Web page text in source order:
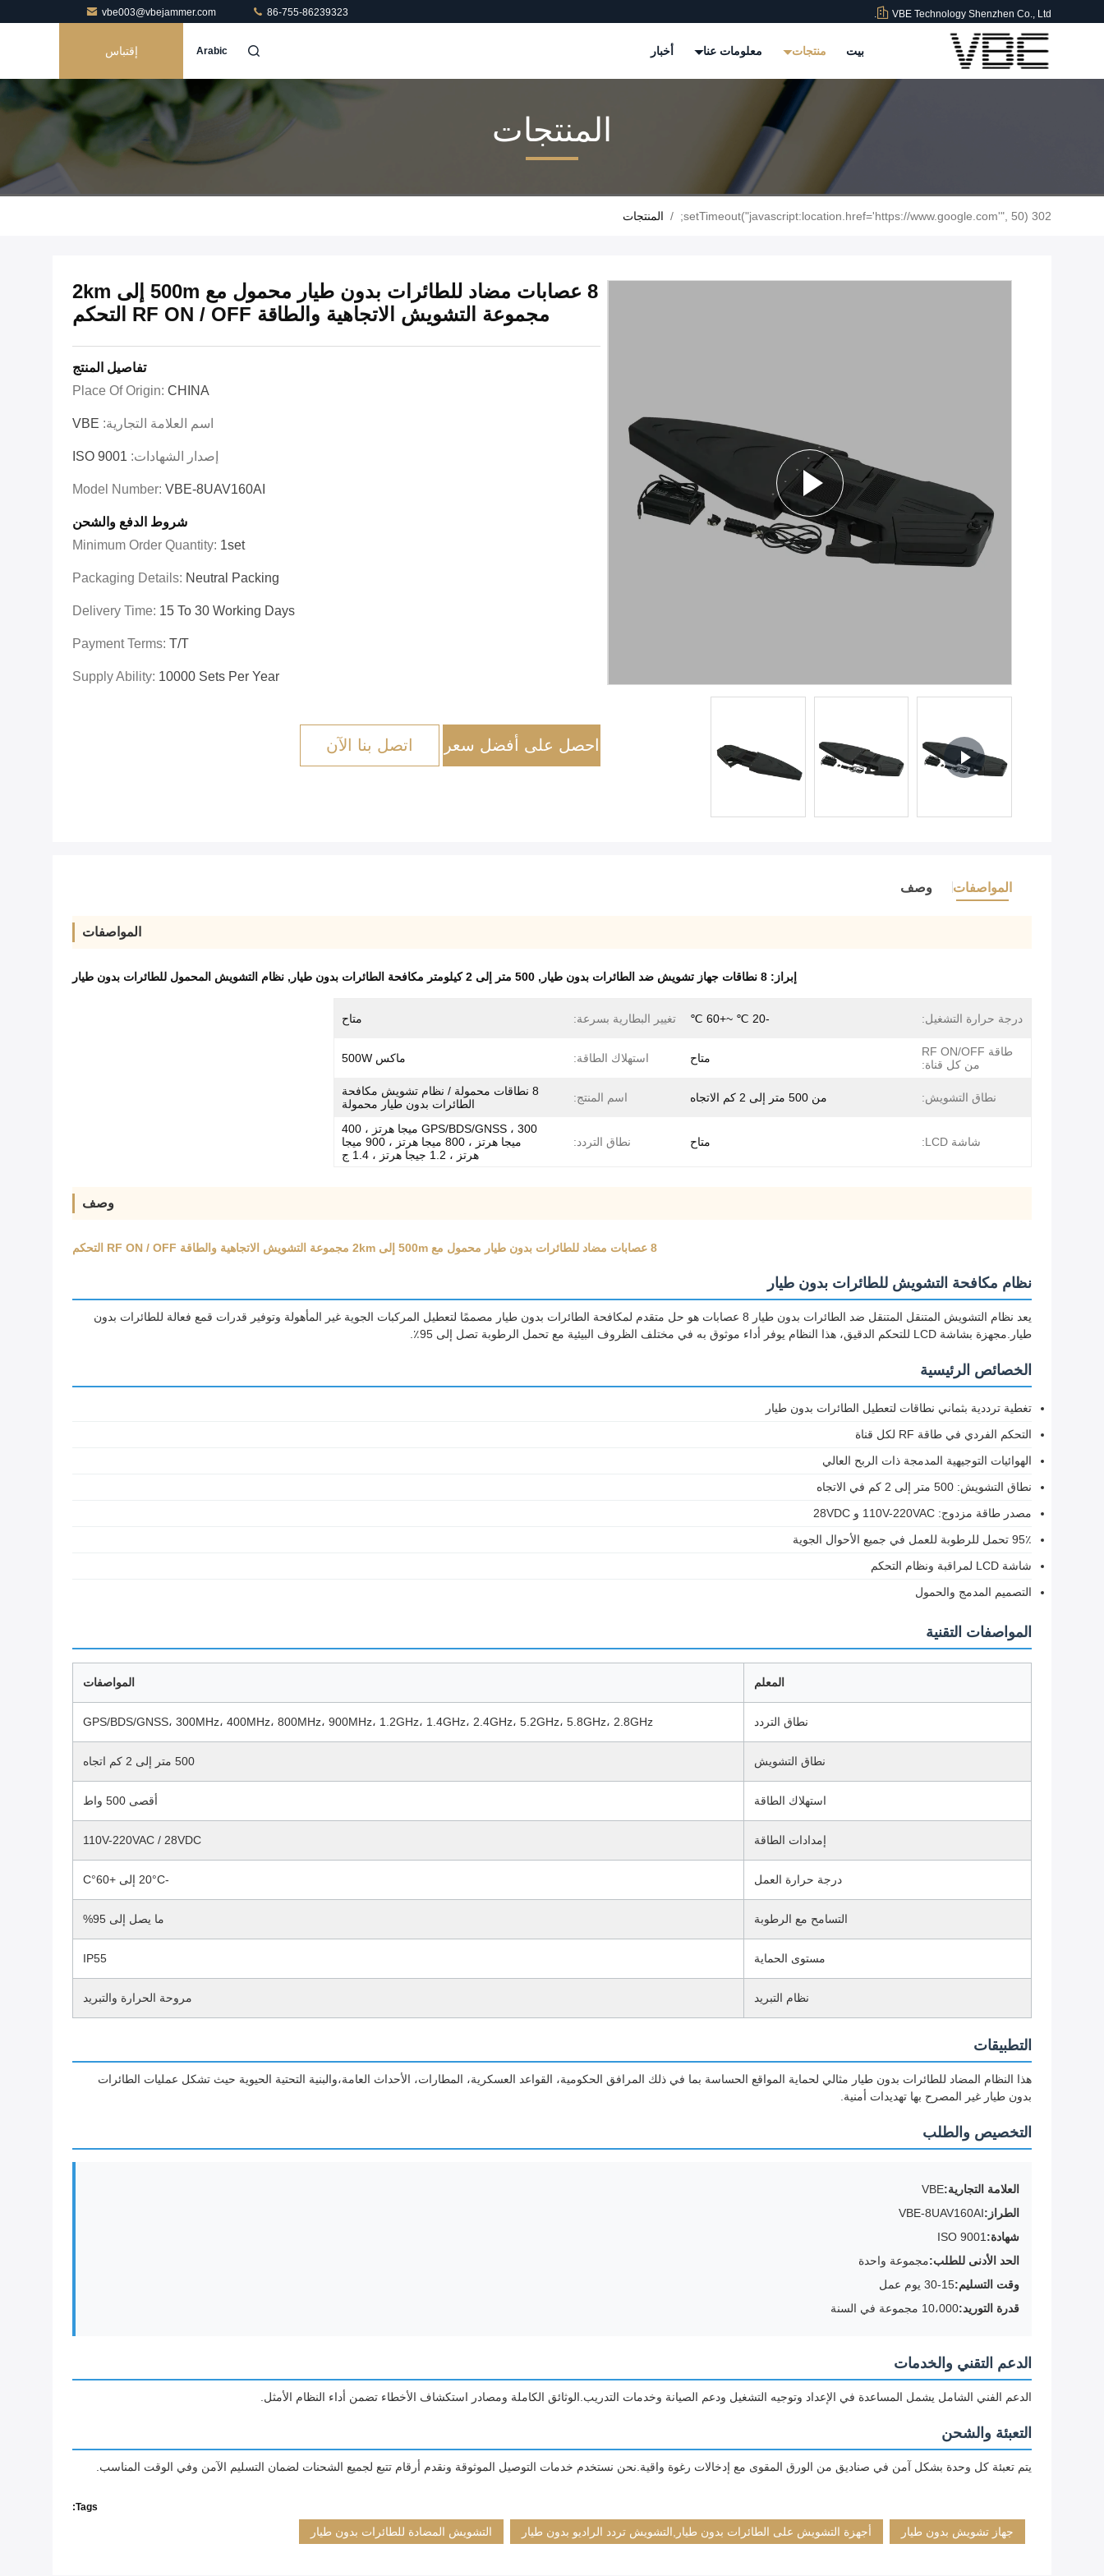
VBE Technology Shenzhen Co., Ltd.
vbe003@vbejammer.com 86-755-86239323
بيت منتجات معلومات عنا أخبار Arabic إقتباس
المنتجات
302 setTimeout("javascript:location.href='https://www.google.com'", 50);
/ المنتجات
8 عصابات مضاد للطائرات بدون طيار محمول مع 500m إلى 2km
مجموعة التشويش الاتجاهية والطاقة RF ON / OFF التحكم
تفاصيل المنتج
Place Of Origin: CHINA
اسم العلامة التجارية: VBE
إصدار الشهادات: ISO 9001
Model Number: VBE-8UAV160AI
شروط الدفع والشحن
Minimum Order Quantity: 1set
Packaging Details: Neutral Packing
Delivery Time: 15 To 30 Working Days
Payment Terms: T/T
Supply Ability: 10000 Sets Per Year
احصل على أفضل سعر اتصل بنا الآن
المواصفات وصف
المواصفات
إبراز: 8 نطاقات جهاز تشويش ضد الطائرات بدون طيار , 500 متر إلى 2 كيلومتر مكافحة الطائرات بدون طيار , نظام التشويش المحمول للطائرات بدون طيار
درجة حرارة التشغيل: -20 ℃ ~+60 ℃ تغيير البطارية بسرعة: متاح
طاقة RF ON/OFF
من كل قناة:
متاح استهلاك الطاقة: ماكس 500W
نطاق التشويش: من 500 متر إلى 2 كم الاتجاه اسم المنتج:
8 نطاقات محمولة / نظام تشويش مكافحة
الطائرات بدون طيار محمولة
شاشة LCD: متاح نطاق التردد:
GPS/BDS/GNSS ، 300 ميجا هرتز ، 400
ميجا هرتز ، 800 ميجا هرتز ، 900 ميجا
هرتز ، 1.2 جيجا هرتز ، 1.4 ج
وصف
8 عصابات مضاد للطائرات بدون طيار محمول مع 500m إلى 2km مجموعة التشويش الاتجاهية والطاقة RF ON / OFF التحكم
نظام مكافحة التشويش للطائرات بدون طيار
يعد نظام التشويش المتنقل المتنقل ضد الطائرات بدون طيار 8 عصابات هو حل متقدم لمكافحة الطائرات بدون طيار مصممًا لتعطيل المركبات الجوية غير المأهولة وتوفير قدرات قمع فعالة للطائرات بدون
طيار.مجهزة بشاشة LCD للتحكم الدقيق، هذا النظام يوفر أداء موثوق به في مختلف الظروف البيئية مع تحمل الرطوبة تصل إلى 95٪.
الخصائص الرئيسية
تغطية ترددية بثماني نطاقات لتعطيل الطائرات بدون طيار
التحكم الفردي في طاقة RF لكل قناة
الهوائيات التوجيهية المدمجة ذات الربح العالي
نطاق التشويش: 500 متر إلى 2 كم في الاتجاه
مصدر طاقة مزدوج: 110V-220VAC و 28VDC
95٪ تحمل للرطوبة للعمل في جميع الأحوال الجوية
شاشة LCD لمراقبة ونظام التحكم
التصميم المدمج والحمول
المواصفات التقنية
المعلم المواصفات
نطاق التردد GPS/BDS/GNSS، 300MHz، 400MHz، 800MHz، 900MHz، 1.2GHz، 1.4GHz، 2.4GHz، 5.2GHz، 5.8GHz، 2.8GHz
نطاق التشويش 500 متر إلى 2 كم اتجاه
استهلاك الطاقة أقصى 500 واط
إمدادات الطاقة 110V-220VAC / 28VDC
درجة حرارة العمل -20°C إلى +60°C
التسامح مع الرطوبة ما يصل إلى 95%
مستوى الحماية IP55
نظام التبريد مروحة الحرارة والتبريد
التطبيقات
هذا النظام المضاد للطائرات بدون طيار مثالي لحماية المواقع الحساسة بما في ذلك المرافق الحكومية، القواعد العسكرية، المطارات، الأحداث العامة،والبنية التحتية الحيوية حيث تشكل عمليات الطائرات
بدون طيار غير المصرح بها تهديدات أمنية.
التخصيص والطلب
العلامة التجارية:VBE
الطراز:VBE-8UAV160AI
شهادة: ISO 9001
الحد الأدنى للطلب:مجموعة واحدة
وقت التسليم:15-30 يوم عمل
قدرة التوريد:10،000 مجموعة في السنة
الدعم التقني والخدمات
الدعم الفني الشامل يشمل المساعدة في الإعداد وتوجيه التشغيل ودعم الصيانة وخدمات التدريب.الوثائق الكاملة ومصادر استكشاف الأخطاء تضمن أداء النظام الأمثل.
التعبئة والشحن
يتم تعبئة كل وحدة بشكل آمن في صناديق من الورق المقوى مع إدخالات رغوة واقية.نحن نستخدم خدمات التوصيل الموثوقة ونقدم أرقام تتبع لجميع الشحنات لضمان التسليم الآمن وفي الوقت المناسب.
Tags:
جهاز تشويش بدون طيار أجهزة التشويش على الطائرات بدون طيار,التشويش تردد الراديو بدون طيار التشويش المضادة للطائرات بدون طيار